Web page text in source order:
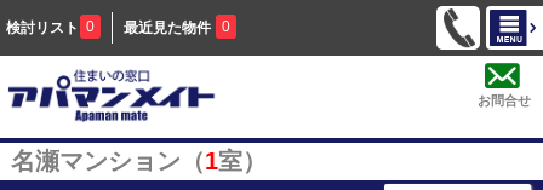
検討リスト 0 最近見た物件 0
お問合せ
名瀬マンション（1室）